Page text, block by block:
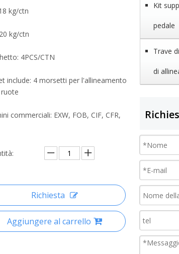
kg/ctn
kg/ctn
4PCS/CTN
include: 4 morsetti per l'allineamento
commerciali: EXW, FOB, CIF, CFR,
Richiesta
Aggiungere al carrello
Kit
pedale
Trave
di